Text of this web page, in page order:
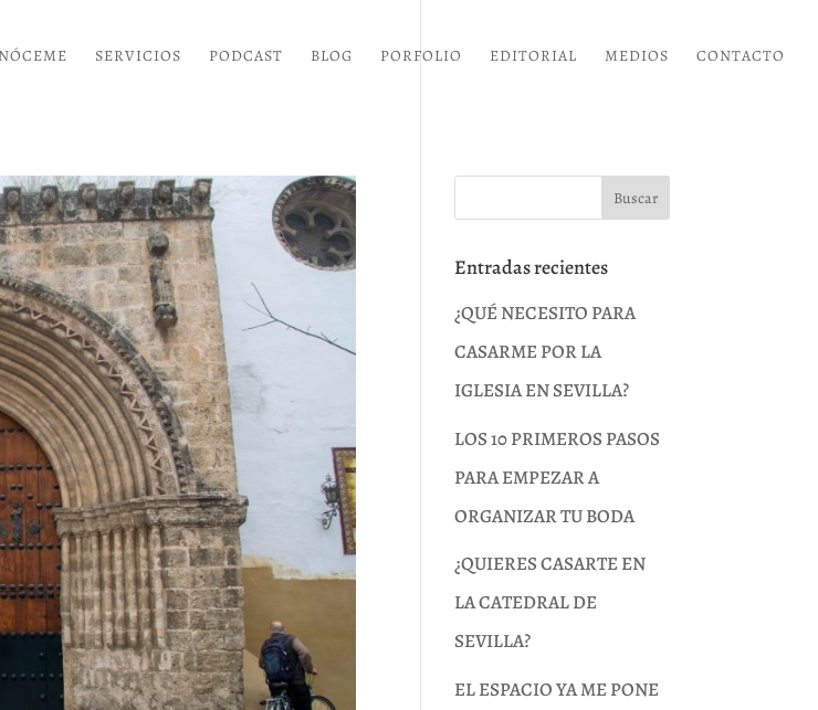
SERVICIOS PODCAST BLOG PORFOLIO EDITORIAL MEDIOS CONTACTO
Entradas recientes
¿QUÉ NECESITO PARA
CASARME POR LA
IGLESIA EN SEVILLA?
LOS 10 PRIMEROS PASOS
PARA EMPEZAR A
ORGANIZAR TU BODA
¿QUIERES CASARTE EN
LA CATEDRAL DE
SEVILLA?
EL ESPACIO YA ME PONE